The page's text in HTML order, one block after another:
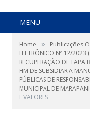
MENU
Home » Publicações
ELETRÔNICO Nº 12/2023
RECUPERAÇÃO DE TAPA
FIM DE SUBSIDIAR A
PÚBLICAS DE
MUNICIPAL DE
E VALORES